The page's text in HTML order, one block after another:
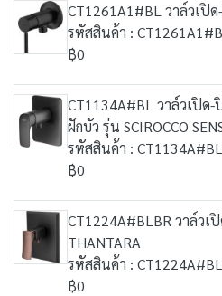
CT1261A1#BL วาล์วเปิ
รหัสสินค้า :
฿0
CT1134A#BL วาล์วเปิด
ฝักบัว รุ่น SCIROCCO
รหัสสินค้า : CT1134A#BL
฿0
CT1224A#BLBR วาล์ว
THANTARA
รหัสสินค้า :
฿0